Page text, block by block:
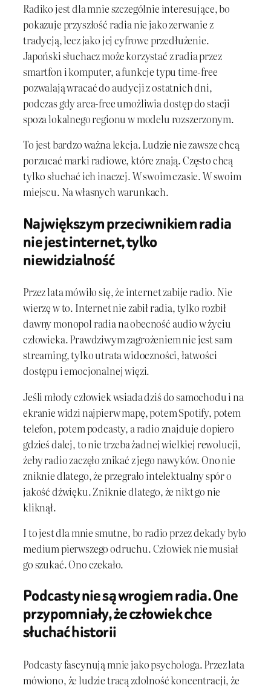
Radiko jest dla mnie szczególnie interesujące, bo
pokazuje przyszłość radia nie jako zerwanie z
tradycją, lecz jako jej cyfrowe przedłużenie.
Japoński słuchacz może korzystać z radia przez
smartfon i komputer, a funkcje typu time-free
pozwalają wracać do audycji z ostatnich dni,
podczas gdy area-free umożliwia dostęp do stacji
spoza lokalnego regionu w modelu rozszerzonym.
To jest bardzo ważna lekcja. Ludzie nie zawsze chcą
porzucać marki radiowe, które znają. Często chcą
tylko słuchać ich inaczej. W swoim czasie. W swoim
miejscu. Na własnych warunkach.
Największym przeciwnikiem radia
nie jest internet, tylko
niewidzialność
Przez lata mówiło się, że internet zabije radio. Nie
wierzę w to. Internet nie zabił radia, tylko rozbił
dawny monopol radia na obecność audio w życiu
człowieka. Prawdziwym zagrożeniem nie jest sam
streaming, tylko utrata widoczności, łatwości
dostępu i emocjonalnej więzi.
Jeśli młody człowiek wsiada dziś do samochodu i na
ekranie widzi najpierw mapę, potem Spotify, potem
telefon, potem podcasty, a radio znajduje dopiero
gdzieś dalej, to nie trzeba żadnej wielkiej rewolucji,
żeby radio zaczęło znikać z jego nawyków. Ono nie
zniknie dlatego, że przegrało intelektualny spór o
jakość dźwięku. Zniknie dlatego, że nikt go nie
kliknął.
I to jest dla mnie smutne, bo radio przez dekady było
medium pierwszego odruchu. Człowiek nie musiał
go szukać. Ono czekało.
Podcasty nie są wrogiem radia. One
przypomniały, że człowiek chce
słuchać historii
Podcasty fascynują mnie jako psychologa. Przez lata
mówiono, że ludzie tracą zdolność koncentracji, że